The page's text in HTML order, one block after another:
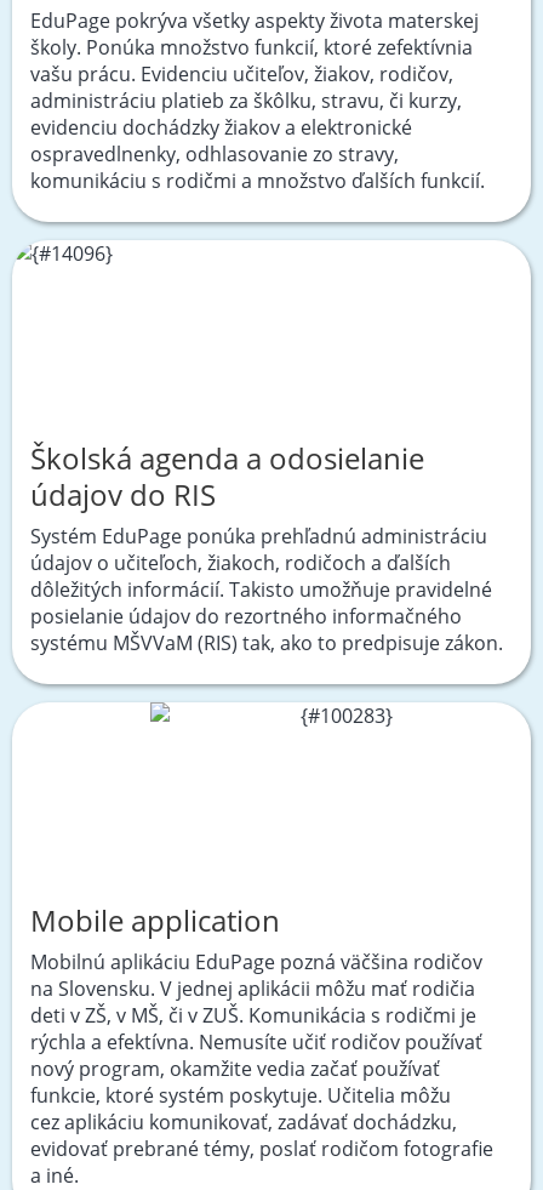
EduPage pokrýva všetky aspekty života materskej
školy. Ponúka množstvo funkcií, ktoré zefektívnia
vašu prácu. Evidenciu učiteľov, žiakov, rodičov,
administráciu platieb za škôlku, stravu, či kurzy,
evidenciu dochádzky žiakov a elektronické
ospravedlnenky, odhlasovanie zo stravy,
komunikáciu s rodičmi a množstvo ďalších funkcií.
Školská agenda a odosielanie
údajov do RIS
Systém EduPage ponúka prehľadnú administráciu
údajov o učiteľoch, žiakoch, rodičoch a ďalších
dôležitých informácií. Takisto umožňuje pravidelné
posielanie údajov do rezortného informačného
systému MŠVVaM (RIS) tak, ako to predpisuje zákon.
Mobile application
Mobilnú aplikáciu EduPage pozná väčšina rodičov
na Slovensku. V jednej aplikácii môžu mať rodičia
deti v ZŠ, v MŠ, či v ZUŠ. Komunikácia s rodičmi je
rýchla a efektívna. Nemusíte učiť rodičov používať
nový program, okamžite vedia začať používať
funkcie, ktoré systém poskytuje. Učitelia môžu
cez aplikáciu komunikovať, zadávať dochádzku,
evidovať prebrané témy, poslať rodičom fotografie
a iné.